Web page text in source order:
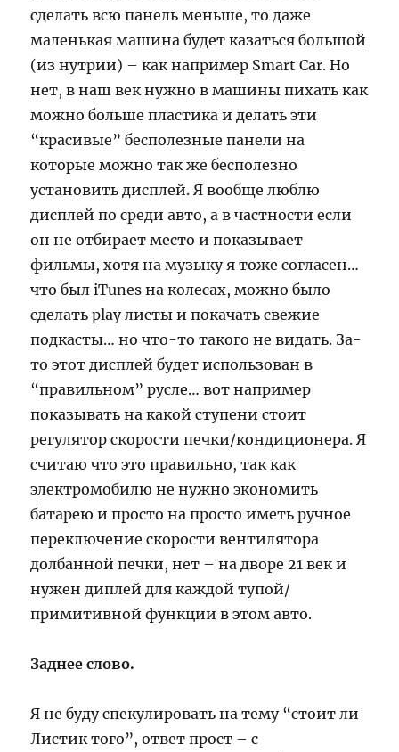
сделать всю панель меньше, то даже
маленькая машина будет казаться большой
(из нутрии) – как например Smart Car. Но
нет, в наш век нужно в машины пихать как
можно больше пластика и делать эти
“красивые” бесполезные панели на
которые можно так же бесполезно
установить дисплей. Я вообще люблю
дисплей по среди авто, а в частности если
он не отбирает место и показывает
фильмы, хотя на музыку я тоже согласен…
что был iTunes на колесах, можно было
сделать play листы и покачать свежие
подкасты… но что-то такого не видать. За-
то этот дисплей будет использован в
“правильном” русле… вот например
показывать на какой ступени стоит
регулятор скорости печки/кондиционера. Я
считаю что это правильно, так как
электромобилю не нужно экономить
батарею и просто на просто иметь ручное
переключение скорости вентилятора
долбанной печки, нет – на дворе 21 век и
нужен диплей для каждой тупой/
примитивной функции в этом авто.
Заднее слово.
Я не буду спекулировать на тему “стоит ли
Листик того”, ответ прост – с